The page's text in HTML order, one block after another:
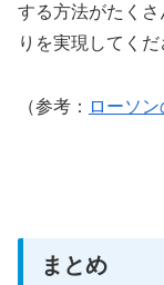
する方法がたく
りを実現してくだ
（参考： ローソ
まとめ